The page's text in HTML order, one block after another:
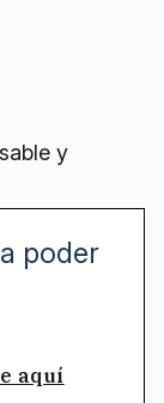
y
poder
aquí